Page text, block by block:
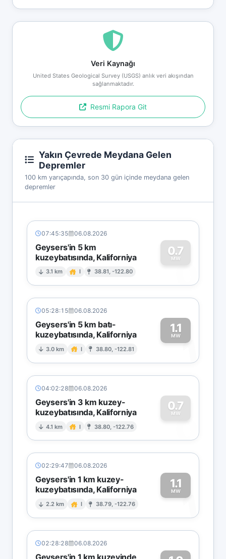
Veri Kaynağı
United States Geological Survey (USGS) anlık veri akışından
sağlanmaktadır.
Resmi Rapora Git
Yakın Çevrede Meydana Gelen
Depremler
100 km yarıçapında, son 30 gün içinde meydana gelen
depremler
07:45:35 06.08.2026
Geysers'in 5 km
kuzeybatısında, Kaliforniya
3.1 km I 38.81, -122.80
0.7
MW
0
05:28:15 06.08.2026
Geysers'in 5 km batı-
kuzeybatısında, Kaliforniya
3.0 km I 38.80, -122.81
1.1
MW1
04:02:28 06.08.2026
Geysers'in 3 km kuzey-
kuzeybatısında, Kaliforniya
4.1 km I 38.80, -122.76
0.7
MW
0
02:29:47 06.08.2026
Geysers'in 1 km kuzey-
kuzeybatısında, Kaliforniya
2.2 km I 38.79, -122.76
1.1
MW1
02:28:28 06.08.2026
Geysers'in 1 km kuzeyinde,